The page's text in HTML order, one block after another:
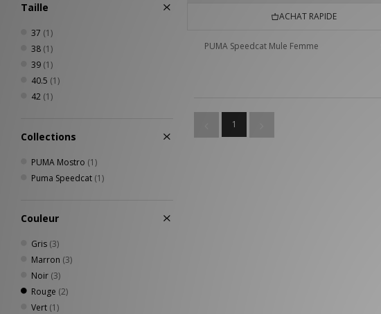
Taille
37 (1)
38 (1)
39 (1)
40.5 (1)
42 (1)
Collections
PUMA Mostro (1)
Puma Speedcat (1)
Couleur
Gris (3)
Marron (3)
Noir (3)
Rouge (2)
Vert (1)
ACHAT RAPIDE
PUMA Speedcat Mule Femme
1